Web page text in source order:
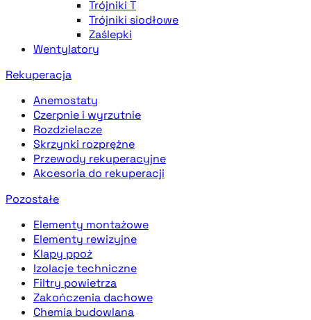
Trójniki T
Trójniki siodłowe
Zaślepki
Wentylatory
Rekuperacja
Anemostaty
Czerpnie i wyrzutnie
Rozdzielacze
Skrzynki rozprężne
Przewody rekuperacyjne
Akcesoria do rekuperacji
Pozostałe
Elementy montażowe
Elementy rewizyjne
Klapy ppoż
Izolacje techniczne
Filtry powietrza
Zakończenia dachowe
Chemia budowlana